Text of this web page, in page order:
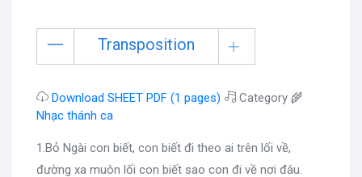
Transposition
Download SHEET PDF (1 pages)
Category 🌾
Nhạc thánh ca
1.Bỏ Ngài con biết, con biết đi theo ai trên lối về,
đường xa muôn lối con biết sao con đi về nơi đâu.